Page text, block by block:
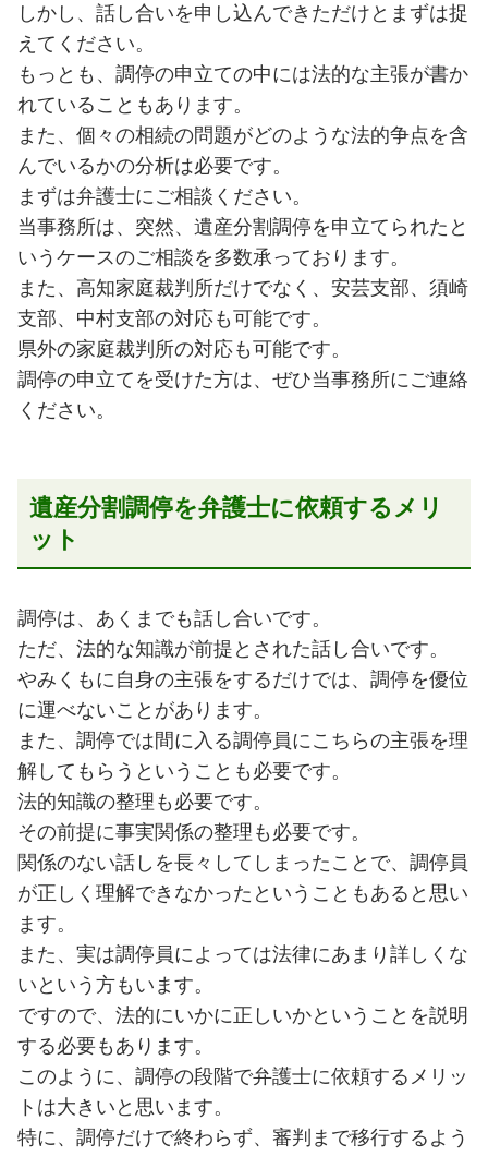
しかし、話し合いを申し込んできただけとまずは捉
えてください。
もっとも、調停の申立ての中には法的な主張が書か
れていることもあります。
また、個々の相続の問題がどのような法的争点を含
んでいるかの分析は必要です。
まずは弁護士にご相談ください。
当事務所は、突然、遺産分割調停を申立てられたと
いうケースのご相談を多数承っております。
また、高知家庭裁判所だけでなく、安芸支部、須崎
支部、中村支部の対応も可能です。
県外の家庭裁判所の対応も可能です。
調停の申立てを受けた方は、ぜひ当事務所にご連絡
ください。
遺産分割調停を弁護士に依頼するメリ
ット
調停は、あくまでも話し合いです。
ただ、法的な知識が前提とされた話し合いです。
やみくもに自身の主張をするだけでは、調停を優位
に運べないことがあります。
また、調停では間に入る調停員にこちらの主張を理
解してもらうということも必要です。
法的知識の整理も必要です。
その前提に事実関係の整理も必要です。
関係のない話しを長々してしまったことで、調停員
が正しく理解できなかったということもあると思い
ます。
また、実は調停員によっては法律にあまり詳しくな
いという方もいます。
ですので、法的にいかに正しいかということを説明
する必要もあります。
このように、調停の段階で弁護士に依頼するメリッ
トは大きいと思います。
特に、調停だけで終わらず、審判まで移行するよう